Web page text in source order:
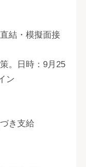
結・模擬面接
。日時：9月25
ン
き支給